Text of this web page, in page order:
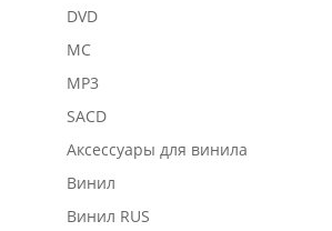
DVD
MC
MP3
SACD
Аксессуары для винила
Винил
Винил RUS